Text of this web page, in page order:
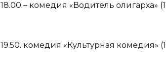
18.00 – комедия «Водитель олигарха»
19.50. комедия «Культурная комедия»